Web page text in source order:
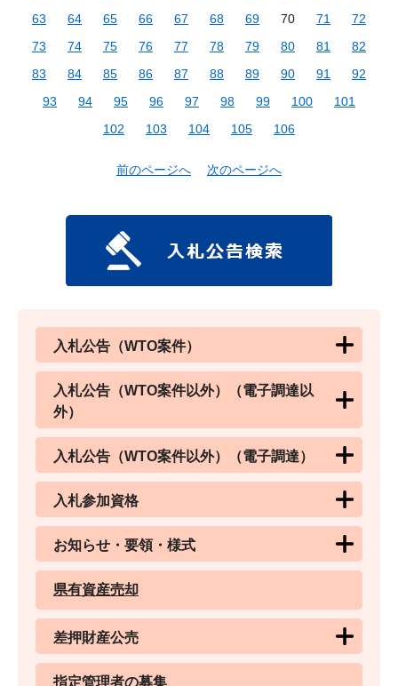
63
64 65 66 67 68 69 70 71
72
73
74 75 76 77 78 79 80 81
82
83
84 85 86 87 88 89 90 91
92
93
94 95 96 97 98 99 100
101
102
103 104 105 106
前のページへ 次のページへ
入札公告（WTO案件）
入札公告（WTO案件以外）（電子調達以
外）
入札公告（WTO案件以外）（電子調達）
入札参加資格
お知らせ・要領・様式
県有資産売却
差押財産公売
指定管理者の募集